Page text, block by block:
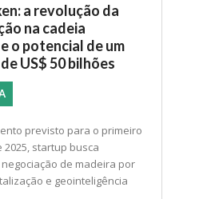
a revolução da
na cadeia
o potencial de um
US$ 50 bilhões
previsto para o primeiro
2025, startup busca
de madeira por
e geointeligência